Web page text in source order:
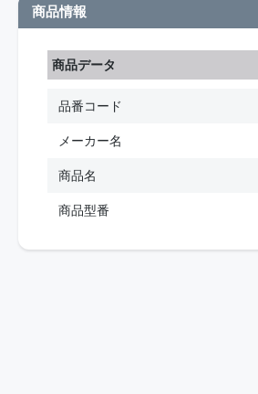
商品情報
商品データ
品番コード
メーカー名
商品名
商品型番